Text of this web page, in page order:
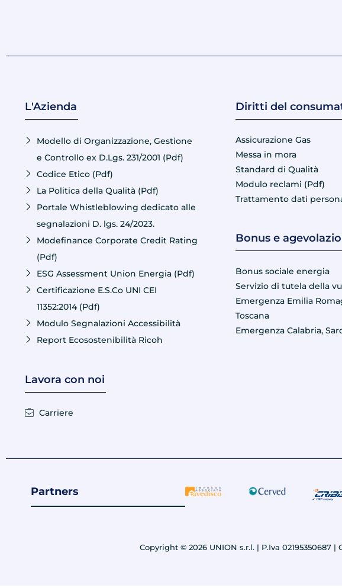
L'Azienda
Modello di Organizzazione, Gestione
e Controllo ex D.Lgs. 231/2001 (Pdf)
Codice Etico (Pdf)
La Politica della Qualità (Pdf)
Portale Whistleblowing dedicato alle
segnalazioni D. lgs. 24/2023.
Modefinance Corporate Credit Rating
(Pdf)
ESG Assessment Union Energia (Pdf)
Certificazione E.S.Co UNI CEI
11352:2014 (Pdf)
Modulo Segnalazioni Accessibilità
Report Ecosostenibilità Ricoh
Lavora con noi
Carriere
Diritti del
Assicurazione Gas
Messa in mora
Standard di Qualità
Modulo reclami (Pdf)
Trattamento dati
Bonus e
Bonus sociale energia
Servizio di tutela della
Emergenza Emilia
Toscana
Emergenza Calabria,
Partners
Copyright © 2026 UNION s.r.l. | P.Iva